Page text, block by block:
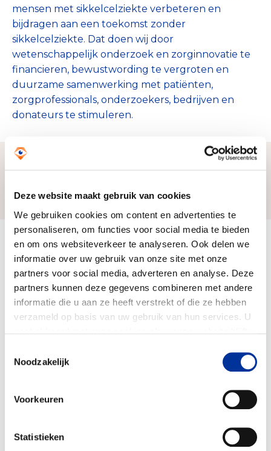
Deze website maakt gebruik van cookies
We gebruiken cookies om content en advertenties te
personaliseren, om functies voor social media te bieden
en om ons websiteverkeer te analyseren. Ook delen we
informatie over uw gebruik van onze site met onze
partners voor social media, adverteren en analyse. Deze
partners kunnen deze gegevens combineren met andere
informatie die u aan ze heeft verstrekt of die ze hebben
verzameld op basis van uw gebruik van hun services. U
Noodzakelijk
Voorkeuren
Statistieken
mensen met sikkelcelziekte verbeteren en
bijdragen aan een toekomst zonder
sikkelcelziekte. Dat doen wij door
wetenschappelijk onderzoek en zorginnovatie te
financieren, bewustwording te vergroten en
duurzame samenwerking met patiënten,
zorgprofessionals, onderzoekers, bedrijven en
donateurs te stimuleren.
Zo bereiken we ons doel
Doelbesteding (2024)
€ 257.902